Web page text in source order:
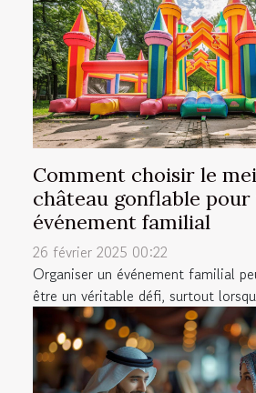
Comment choisir le
château gonflable
événement familial
26 février 2025 00:22
Organiser un événement familial
être un véritable défi, surtout